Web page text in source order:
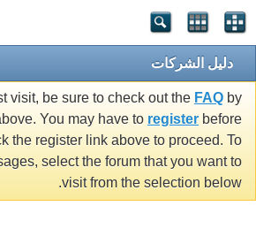
دليل الشركات
visit, be sure to check out the FAQ by
You may have to register before
the register link above to proceed. To
select the forum that you want to
visit from the selection below.